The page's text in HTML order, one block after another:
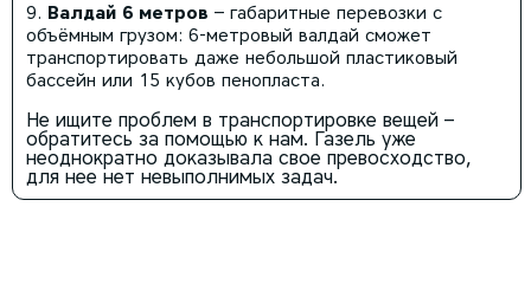
Валдай 6 метров – габаритные перевозки с
объёмным грузом: 6-метровый валдай сможет
транспортировать даже небольшой пластиковый
бассейн или 15 кубов пенопласта.
Не ищите проблем в транспортировке вещей –
обратитесь за помощью к нам. Газель уже
неоднократно доказывала свое превосходство,
для нее нет невыполнимых задач.